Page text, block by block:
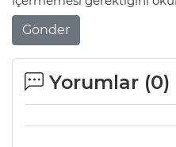
Gönder
Yorumlar (0)